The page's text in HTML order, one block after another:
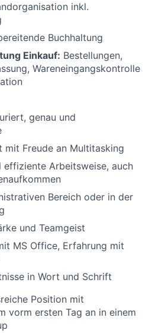
inkl.
Buchhaltung
Einkauf: Bestellungen,
Wareneingangskontrolle
genau und
mit Freude an Multitasking
effiziente Arbeitsweise, auch
Bereich oder in der
und Teamgeist
MS Office, Erfahrung mit
in Wort und Schrift
Position mit
vorm ersten Tag an in einem